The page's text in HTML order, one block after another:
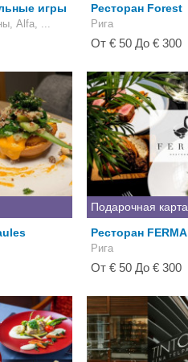
игры
Alfa, ...
Ресторан Forest
Рига
От € 50 До € 300
Подарочная карта
Ресторан FERMA
Рига
От € 50 До € 300